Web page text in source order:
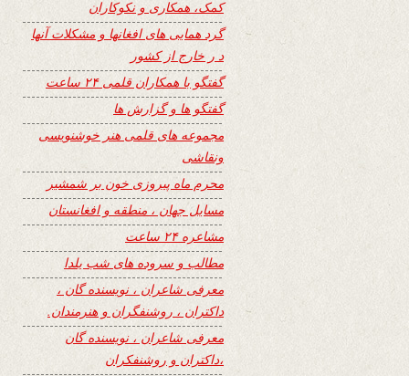
کمک، همکاری و نکوکاران
گرد همایی های افغانها و مشکلات آنها
د ر خارج از کشور
گفتگو با همکاران قلمی ۲۴ ساعت
گفتگو ها و گزارش ها
مجموعه های قلمی هنر خوشنویسی
ونقاشی
محرم ماه پیروزی خون بر شمشیر
مسایل جهان ، منطقه و افغانستان
مشاعره ۲۴ ساعت
مطالب و سروده های شب یلدا
معرفی شاعران ، نویسنده گان ،
داکتران ، روشنفگران و هنرمندان.
معرفی شاعران ، نویسنده گان
،داکتران و روشنفکران